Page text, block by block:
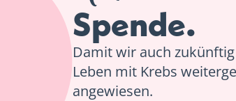
Spende.
Damit wir auch
Leben mit Krebs
angewiesen.